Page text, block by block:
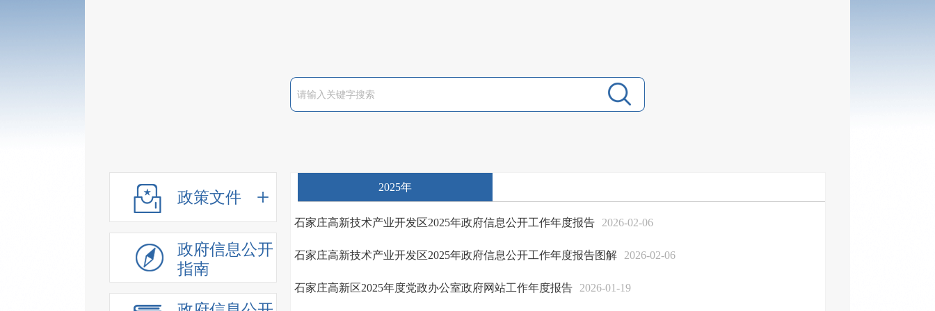
政策文件
政府信息公开
指南
2025年
石家庄高新技术产业开发区2025年政府信息公开工作年度报告 2026-02-06
石家庄高新技术产业开发区2025年政府信息公开工作年度报告图解 2026-02-06
石家庄高新区2025年度党政办公室政府网站工作年度报告 2026-01-19